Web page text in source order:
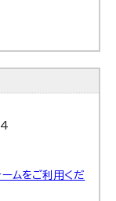
ムをご利用くだ